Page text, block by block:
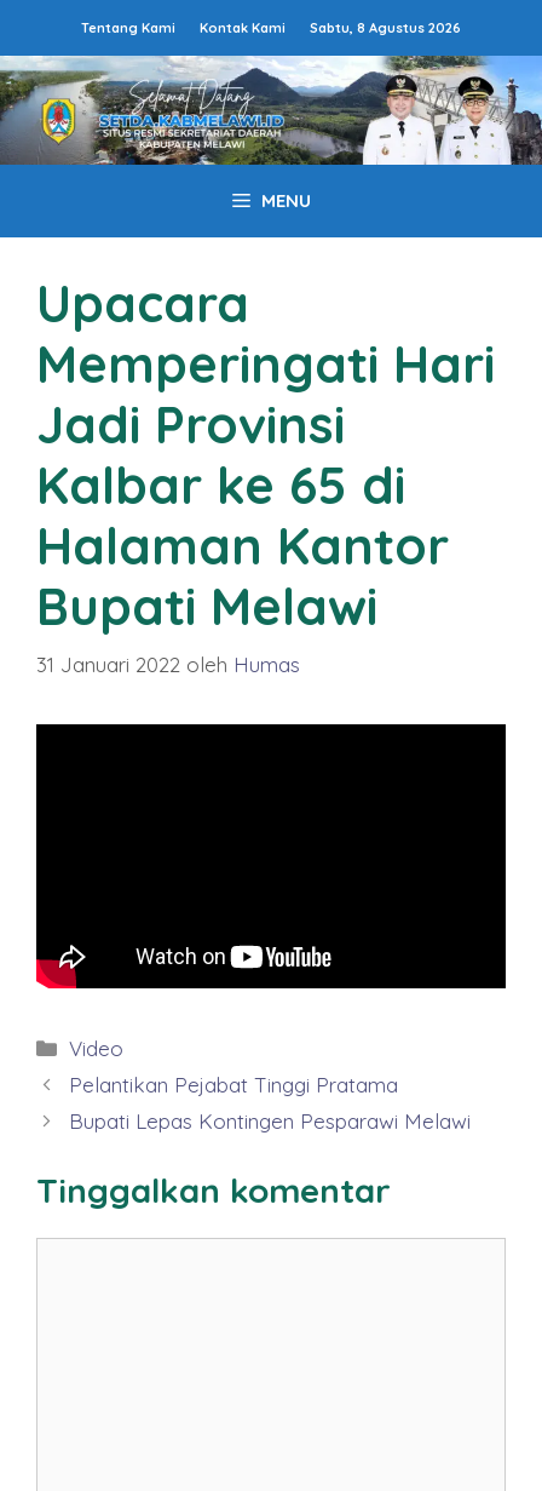
isi
Tentang Kami Kontak Kami Sabtu, 8 Agustus 2026
MENU
Upacara
Memperingati Hari
Jadi Provinsi
Kalbar ke 65 di
Halaman Kantor
Bupati Melawi
31 Januari 2022 oleh Humas
Kategori
Video
Pelantikan Pejabat Tinggi Pratama
Bupati Lepas Kontingen Pesparawi Melawi
Tinggalkan komentar